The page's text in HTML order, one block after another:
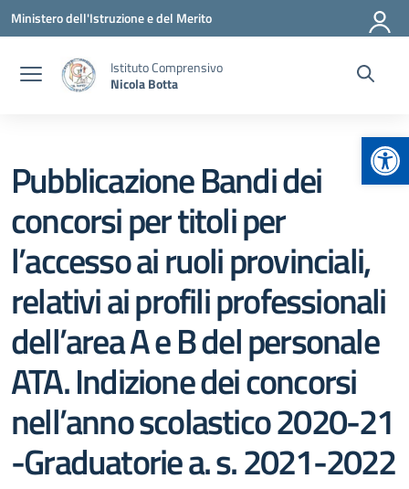
Vai ai contenuti
Vai al menu di navigazione
Vai al footer
Ministero dell'Istruzione e del Merito
Istituto Comprensivo
Nicola Botta
Pubblicazione Bandi dei
concorsi per titoli per
l’accesso ai ruoli provinciali,
relativi ai profili professionali
dell’area A e B del personale
ATA. Indizione dei concorsi
nell’anno scolastico 2020-21
-Graduatorie a. s. 2021-2022